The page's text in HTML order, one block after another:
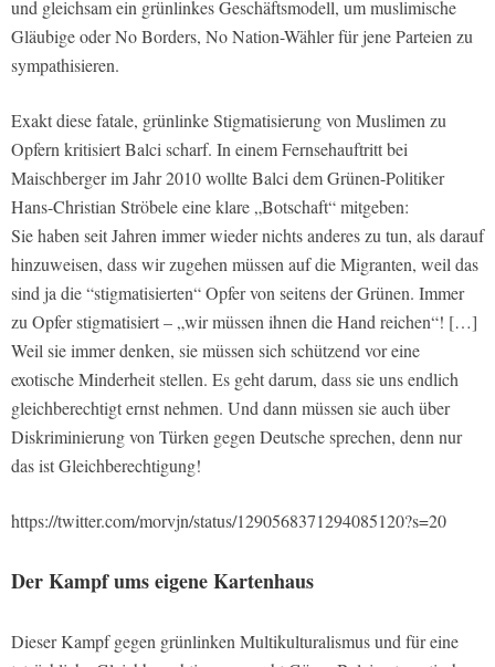
und gleichsam ein grünlinkes Geschäftsmodell, um muslimische
Gläubige oder No Borders, No Nation-Wähler für jene Parteien zu
sympathisieren.
Exakt diese fatale, grünlinke Stigmatisierung von Muslimen zu
Opfern kritisiert Balci scharf. In einem Fernsehauftritt bei
Maischberger im Jahr 2010 wollte Balci dem Grünen-Politiker
Hans-Christian Ströbele eine klare „Botschaft“ mitgeben:
Sie haben seit Jahren immer wieder nichts anderes zu tun, als darauf
hinzuweisen, dass wir zugehen müssen auf die Migranten, weil das
sind ja die “stigmatisierten“ Opfer von seitens der Grünen. Immer
zu Opfer stigmatisiert – „wir müssen ihnen die Hand reichen“! […]
Weil sie immer denken, sie müssen sich schützend vor eine
exotische Minderheit stellen. Es geht darum, dass sie uns endlich
gleichberechtigt ernst nehmen. Und dann müssen sie auch über
Diskriminierung von Türken gegen Deutsche sprechen, denn nur
das ist Gleichberechtigung!
https://twitter.com/morvjn/status/1290568371294085120?s=20
Der Kampf ums eigene Kartenhaus
Dieser Kampf gegen grünlinken Multikulturalismus und für eine